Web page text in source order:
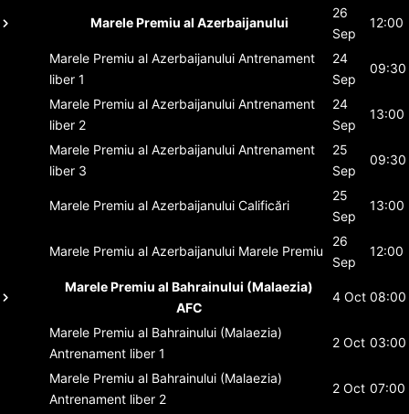
Marele Premiu al Azerbaijanului
26
Sep
12:00
Marele Premiu al Azerbaijanului Antrenament
liber 1
24
Sep
09:30
Marele Premiu al Azerbaijanului Antrenament
liber 2
24
Sep
13:00
Marele Premiu al Azerbaijanului Antrenament
liber 3
25
Sep
09:30
Marele Premiu al Azerbaijanului Calificări
25
Sep
13:00
Marele Premiu al Azerbaijanului Marele Premiu
26
Sep
12:00
Marele Premiu al Bahrainului (Malaezia)
AFC
4 Oct 08:00
Marele Premiu al Bahrainului (Malaezia)
Antrenament liber 1
2 Oct 03:00
Marele Premiu al Bahrainului (Malaezia)
Antrenament liber 2
2 Oct 07:00